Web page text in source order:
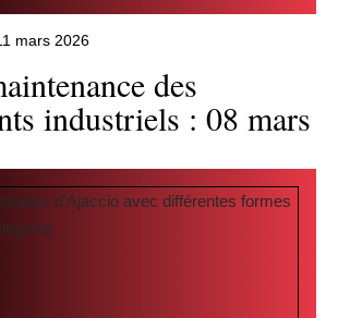
mars 2026
des
industriels : 08 mars